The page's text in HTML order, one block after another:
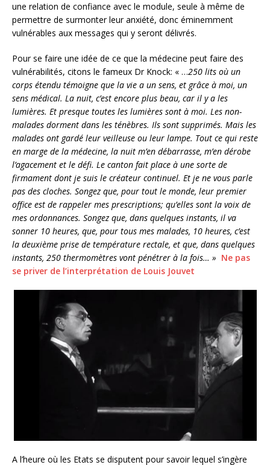
une relation de confiance avec le module, seule à même de
permettre de surmonter leur anxiété, donc éminemment
vulnérables aux messages qui y seront délivrés.
Pour se faire une idée de ce que la médecine peut faire des
vulnérabilités, citons le fameux Dr Knock: « …250 lits où un
corps étendu témoigne que la vie a un sens, et grâce à moi, un
sens médical. La nuit, c’est encore plus beau, car il y a les
lumières. Et presque toutes les lumières sont à moi. Les non-
malades dorment dans les ténèbres. Ils sont supprimés. Mais les
malades ont gardé leur veilleuse ou leur lampe. Tout ce qui reste
en marge de la médecine, la nuit m’en débarrasse, m’en dérobe
l’agacement et le défi. Le canton fait place à une sorte de
firmament dont je suis le créateur continuel. Et je ne vous parle
pas des cloches. Songez que, pour tout le monde, leur premier
office est de rappeler mes prescriptions; qu’elles sont la voix de
mes ordonnances. Songez que, dans quelques instants, il va
sonner 10 heures, que, pour tous mes malades, 10 heures, c’est
la deuxième prise de température rectale, et que, dans quelques
instants, 250 thermomètres vont pénétrer à la fois… » Ne pas
se priver de l’interprétation de Louis Jouvet
A l’heure où les Etats se disputent pour savoir lequel s’ingère